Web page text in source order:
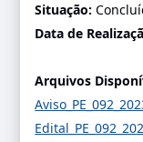
Situação:
Data de
Arquivos